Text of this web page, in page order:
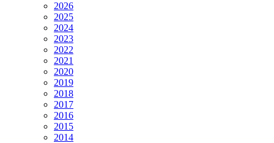
2026
2025
2024
2023
2022
2021
2020
2019
2018
2017
2016
2015
2014